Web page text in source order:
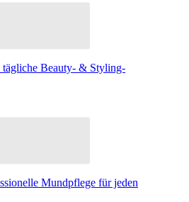
tägliche Beauty- & Styling-
Mundpflege für jeden